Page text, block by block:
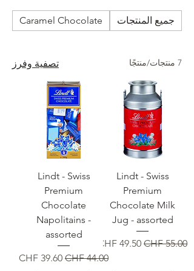
جميع المنتجات Caramel Chocolate
7 منتجات/منتجًا تصفية وفرز
Lindt - Swiss
Premium
Chocolate Milk
Jug - assorted
سعر عادي سعر البيع
Lindt - Swiss
Premium
Chocolate
Napolitains -
assorted
سعر عادي سعر البيع